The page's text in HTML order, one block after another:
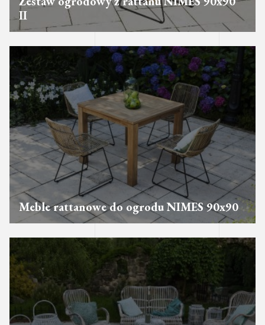
II
Meble rattanowe do ogrodu NIMES 90x90